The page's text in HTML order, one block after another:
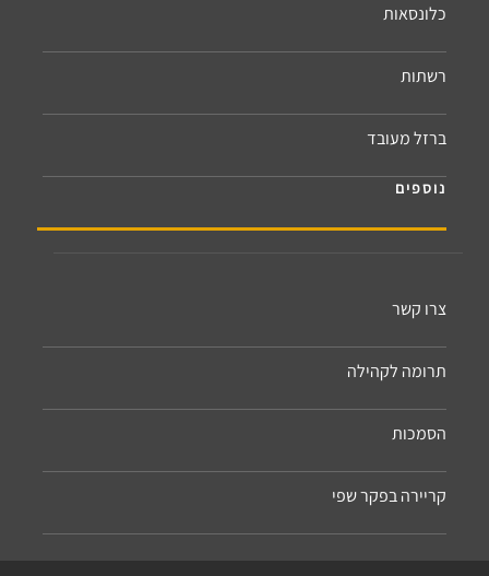
כלונסאות
רשתות
ברזל מעובד
נוספים
צרו קשר
תרומה לקהילה
הסמכות
קריירה בפקר שפי